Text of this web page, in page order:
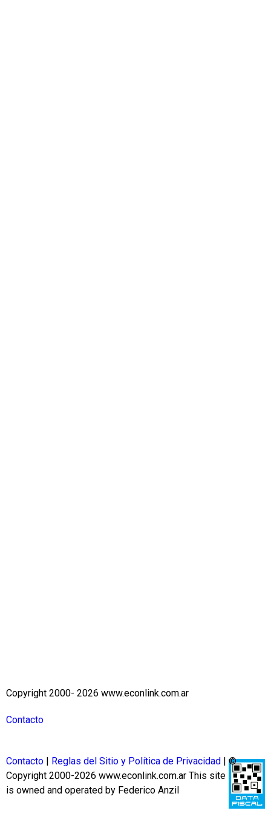
Copyright 2000- 2026 www.econlink.com.ar
Contacto
Contacto | Reglas del Sitio y Política de Privacidad | ©
Copyright 2000-2026 www.econlink.com.ar This site
is owned and operated by Federico Anzil